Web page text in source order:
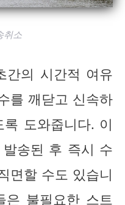
취소
간의 시간적 여유
를 깨닫고 신속하
도와줍니다. 이
송된 후 즉시 수
면할 수도 있습니
은 불필요한 스트